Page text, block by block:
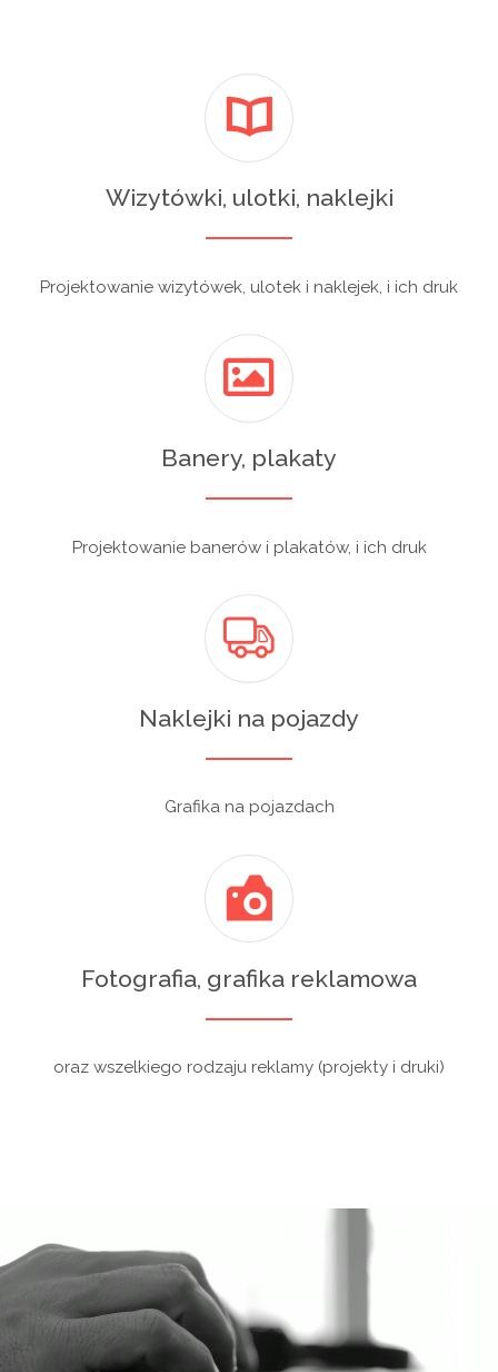
Wizytówki, ulotki, naklejki
Projektowanie wizytówek, ulotek i naklejek, i ich druk
Banery, plakaty
Projektowanie banerów i plakatów, i ich druk
Naklejki na pojazdy
Grafika na pojazdach
Fotografia, grafika reklamowa
oraz wszelkiego rodzaju reklamy (projekty i druki)